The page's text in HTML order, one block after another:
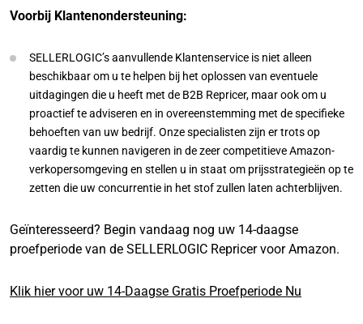
Voorbij Klantenondersteuning:
SELLERLOGIC’s aanvullende Klantenservice is niet alleen
beschikbaar om u te helpen bij het oplossen van eventuele
uitdagingen die u heeft met de B2B Repricer, maar ook om u
proactief te adviseren en in overeenstemming met de specifieke
behoeften van uw bedrijf. Onze specialisten zijn er trots op
vaardig te kunnen navigeren in de zeer competitieve Amazon-
verkopersomgeving en stellen u in staat om prijsstrategieën op te
zetten die uw concurrentie in het stof zullen laten achterblijven.
Geïnteresseerd? Begin vandaag nog uw 14-daagse
proefperiode van de SELLERLOGIC Repricer voor Amazon.
Klik hier voor uw 14-Daagse Gratis Proefperiode Nu